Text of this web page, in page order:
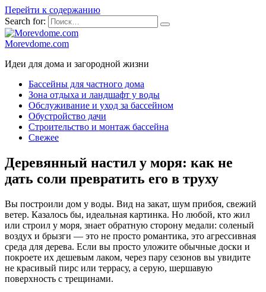
Перейти к содержанию
Search for:
Morevdome.com
Идеи для дома и загородной жизни
Бассейны для частного дома
Зона отдыха и ландшафт у воды
Обслуживание и уход за бассейном
Обустройство дачи
Строительство и монтаж бассейна
Свежее
Деревянный настил у моря: как не
дать соли превратить его в труху
Вы построили дом у воды. Вид на закат, шум прибоя, свежий
ветер. Казалось бы, идеальная картинка. Но любой, кто жил
или строил у моря, знает обратную сторону медали: соленый
воздух и брызги — это не просто романтика, это агрессивная
среда для дерева. Если вы просто уложите обычные доски и
покроете их дешевым лаком, через пару сезонов вы увидите
не красивый пирс или террасу, а серую, шершавую
поверхность с трещинами.